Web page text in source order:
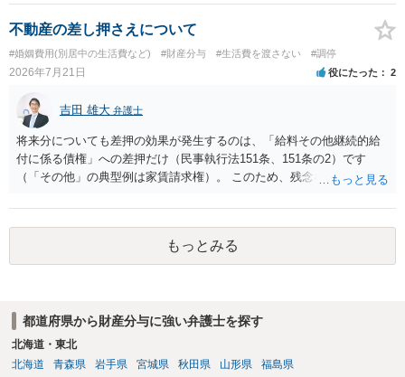
えられます。弁護士へ依頼しているのであれば、担当弁護士とよく相
談してください。
不動産の差し押さえについて
#婚姻費用(別居中の生活費など) #財産分与 #生活費を渡さない #調停
2026年7月21日 役にたった 2
吉田 雄大 弁護士
将来分についても差押の効果が発生するのは、「給料その他継続的給
付に係る債権」への差押だけ（民事執行法151条、151条の2）です
（「その他」の典型例は家賃請求権）。 このため、残念ながらお答え
のみが配当の対象です。
もっとみる
都道府県から財産分与に強い弁護士を探す
北海道・東北
北海道
青森県 岩手県 宮城県 秋田県 山形県 福島県